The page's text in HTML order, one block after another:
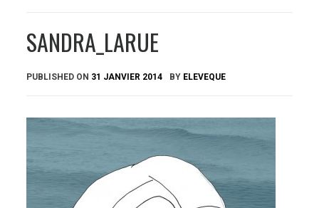
SANDRA_LARUE
PUBLISHED ON 31 JANVIER 2014 BY ELEVEQUE